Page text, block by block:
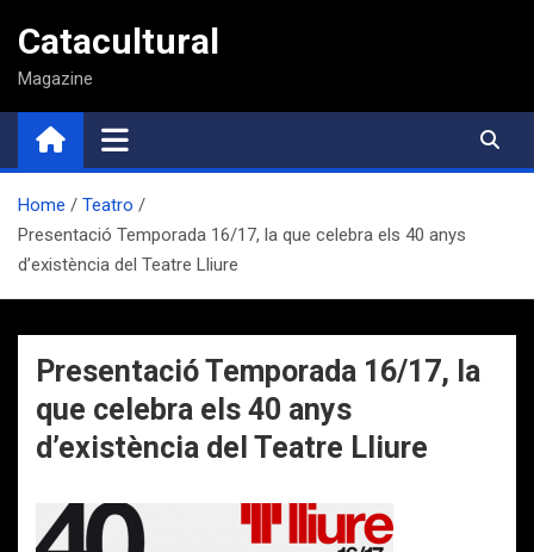
contenido
Catacultural
Magazine
Home
Teatro
Presentació Temporada 16/17, la que celebra els 40 anys
d’existència del Teatre Lliure
Presentació Temporada 16/17, la
que celebra els 40 anys
d’existència del Teatre Lliure